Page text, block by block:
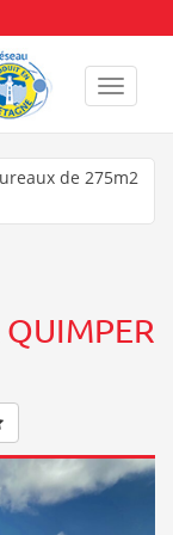
Toggle
de 275m2